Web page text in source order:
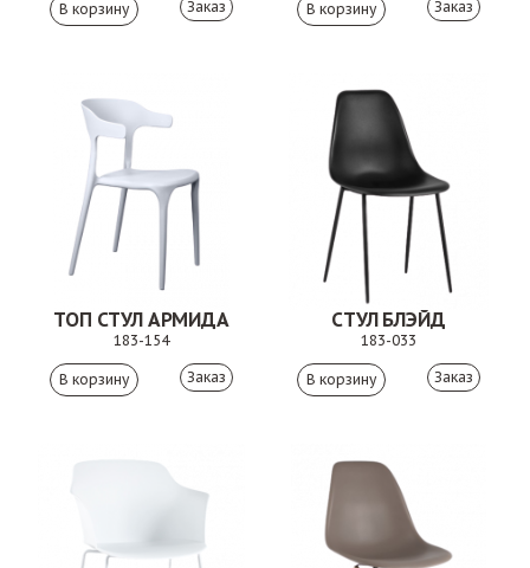
Заказ Заказ
ТОП СТУЛ АРМИДА
183-154
Заказ
СТУЛ БЛЭЙД
183-033
Заказ